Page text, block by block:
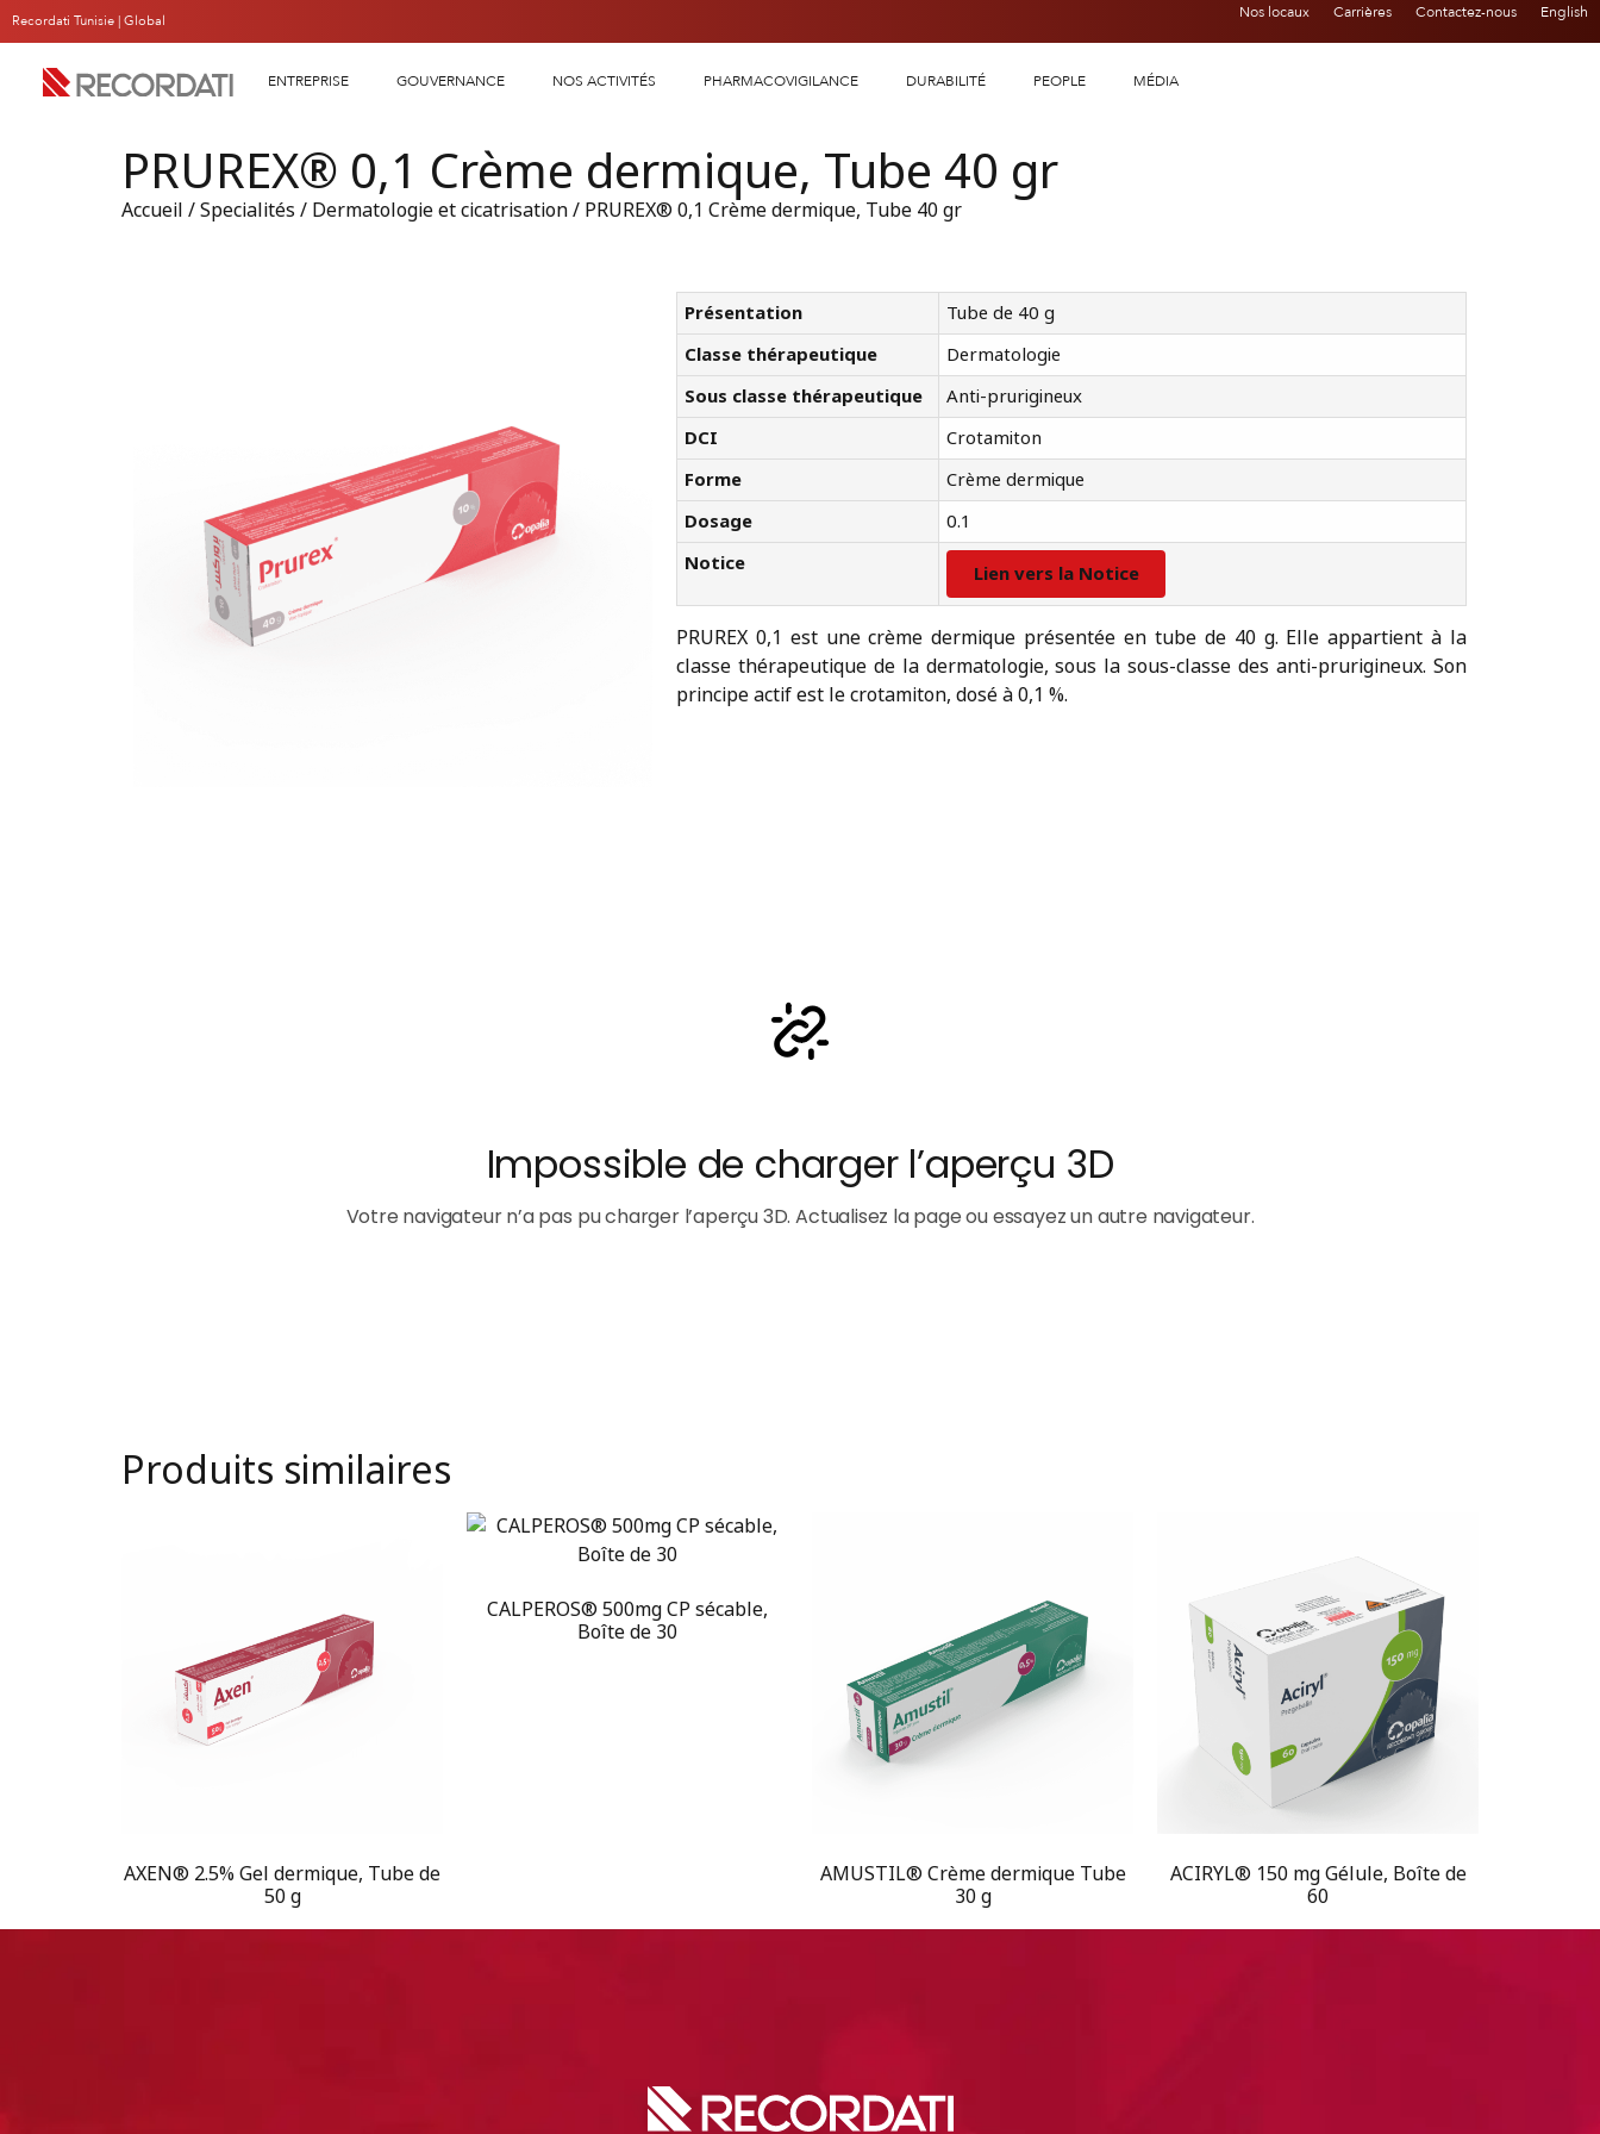
Recordati Tunisie | Global Nos locaux Carrières Contactez-nous English
ENTREPRISE GOUVERNANCE NOS ACTIVITÉS PHARMACOVIGILANCE DURABILITÉ PEOPLE MÉDIA
PRUREX® 0,1 Crème dermique, Tube 40 gr
Accueil /Specialités / Dermatologie et cicatrisation/ PRUREX® 0,1 Crème dermique, Tube 40 gr
Présentation
Tube de 40 g
Classe thérapeutique
Dermatologie
Sous classe thérapeutique
Anti-prurigineux
DCI
Crotamiton
Forme
Crème dermique
Dosage
0.1
Notice
Lien vers la Notice
PRUREX 0,1 est une crème dermique présentée en tube de 40 g. Elle appartient à la
classe thérapeutique de la dermatologie, sous la sous-classe des anti-prurigineux. Son
principe actif est le crotamiton, dosé à 0,1 %.
Produits similaires
AXEN® 2.5% Gel dermique, Tube de
50 g
CALPEROS® 500mg CP sécable,
Boîte de 30
AMUSTIL® Crème dermique Tube
30 g
ACIRYL® 150 mg Gélule, Boîte de
60